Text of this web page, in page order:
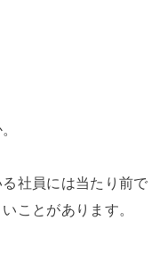
社員には当たり前で
ことがあります。